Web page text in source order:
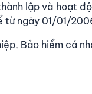
lập và hoạt
từ ngày 01/01/
Bảo hiểm cá